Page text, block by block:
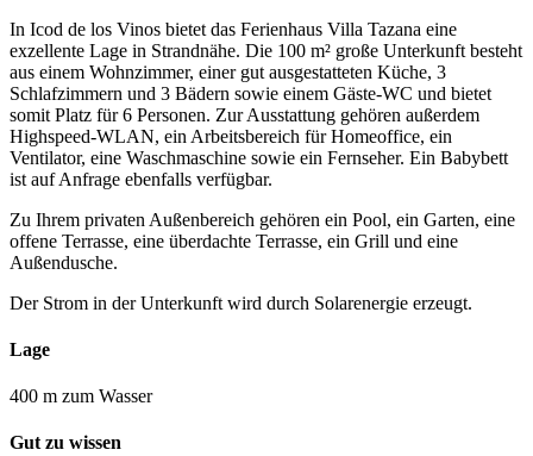
In Icod de los Vinos bietet das Ferienhaus Villa Tazana eine
exzellente Lage in Strandnähe. Die 100 m² große Unterkunft besteht
aus einem Wohnzimmer, einer gut ausgestatteten Küche, 3
Schlafzimmern und 3 Bädern sowie einem Gäste-WC und bietet
somit Platz für 6 Personen. Zur Ausstattung gehören außerdem
Highspeed-WLAN, ein Arbeitsbereich für Homeoffice, ein
Ventilator, eine Waschmaschine sowie ein Fernseher. Ein Babybett
ist auf Anfrage ebenfalls verfügbar.
Zu Ihrem privaten Außenbereich gehören ein Pool, ein Garten, eine
offene Terrasse, eine überdachte Terrasse, ein Grill und eine
Außendusche.
Der Strom in der Unterkunft wird durch Solarenergie erzeugt.
Lage
400 m zum Wasser
Gut zu wissen